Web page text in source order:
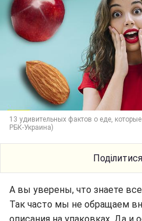
13 удивительных фактов о еде,
РБК-Украина)
Поділитися
А вы уверены, что знаете
Так часто мы не обращаем
описания на упаковках. Да и